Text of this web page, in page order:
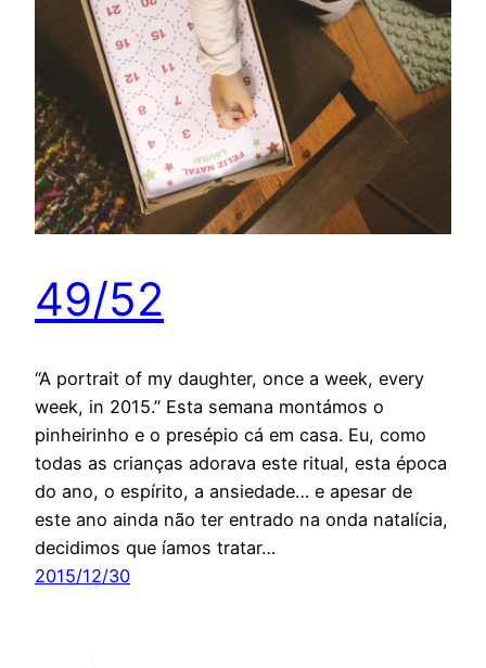
49/52
“A portrait of my daughter, once a week, every
week, in 2015.” Esta semana montámos o
pinheirinho e o presépio cá em casa. Eu, como
todas as crianças adorava este ritual, esta época
do ano, o espírito, a ansiedade… e apesar de
este ano ainda não ter entrado na onda natalícia,
decidimos que íamos tratar…
2015/12/30